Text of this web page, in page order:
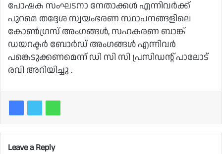
പോഷക സംഘടനാ നേതാക്കൾ എന്നിവർക്ക്
പുറമെ തദ്ദേശ സ്വയംഭരണ സ്ഥാപനങ്ങളിലെ
കോൺഗ്രസ് അംഗങ്ങൾ, സഹകരണ ബാങ്ക്
ഡയറക്ടർ ബോർഡ് അംഗങ്ങൾ എന്നിവർ
പങ്കെടുക്കണമെന്ന് ഡി സി സി പ്രസിഡൻ്റ് പാലോട്
രവി അറിയിച്ചു .
Leave a Reply